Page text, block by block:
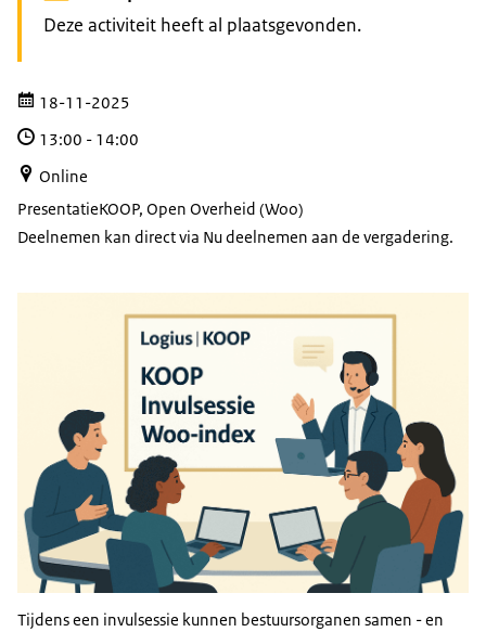
Deze activiteit heeft al plaatsgevonden.
18-11-2025
13:00 - 14:00
Online
PresentatieKOOP, Open Overheid (Woo)
Deelnemen kan direct via Nu deelnemen aan de vergadering.
Tijdens een invulsessie kunnen bestuursorganen samen - en